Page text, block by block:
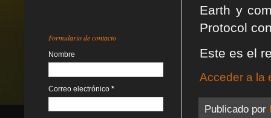
Earth y
Protocol
Este es el
Acceder a la
Publicado por
Formulario de contacto
Nombre
Correo electrónico *